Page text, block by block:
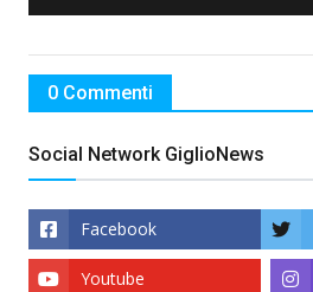
0 Commenti
Social Network GiglioNews
Facebook
Youtube